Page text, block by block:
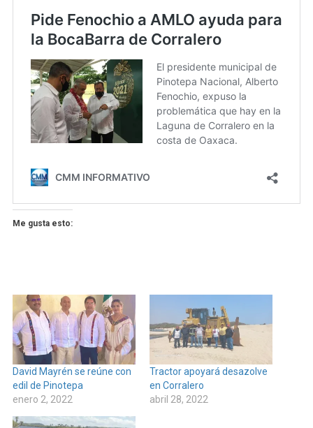
Me gusta esto:
David Mayrén se reúne con
edil de Pinotepa
enero 2, 2022
Tractor apoyará desazolve
en Corralero
abril 28, 2022